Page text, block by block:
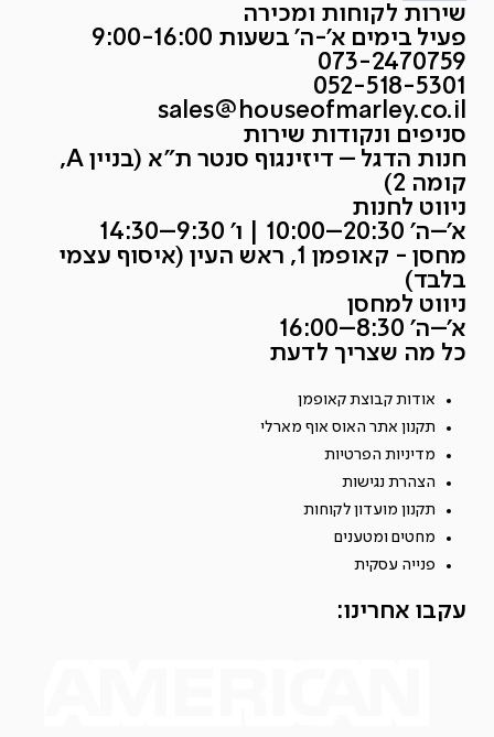
שירות לקוחות ומכירה
פעיל בימים א'-ה' בשעות 9:00-16:00
073-2470759
052-518-5301
sales@houseofmarley.co.il
סניפים ונקודות שירות
חנות הדגל – דיזינגוף סנטר ת״א (בניין A,
קומה 2)
ניווט לחנות
א׳–ה׳ 20:30–10:00 | ו׳ 9:30–14:30
מחסן - קאופמן 1, ראש העין (איסוף עצמי
בלבד)
ניווט למחסן
א׳–ה׳ 8:30–16:00
כל מה שצריך לדעת
אודות קבוצת קאופמן
תקנון אתר האוס אוף מארלי
מדיניות הפרטיות
הצהרת נגישות
תקנון מועדון לקוחות
מחטים ומטענים
פנייה עסקית
עקבו אחרינו: